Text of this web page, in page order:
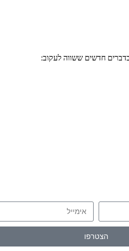
חדשים ששווה לעקוב:
הצטרפו